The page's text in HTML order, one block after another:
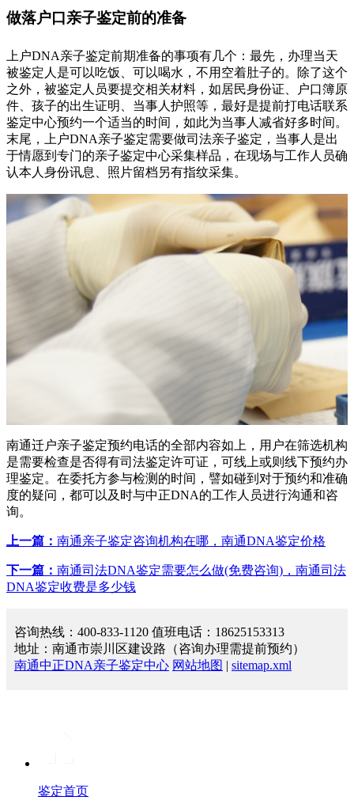
做落户口亲子鉴定前的准备
上户DNA亲子鉴定前期准备的事项有几个：最先，办理当天
被鉴定人是可以吃饭、可以喝水，不用空着肚子的。除了这个
之外，被鉴定人员要提交相关材料，如居民身份证、户口簿原
件、孩子的出生证明、当事人护照等，最好是提前打电话联系
鉴定中心预约一个适当的时间，如此为当事人减省好多时间。
末尾，上户DNA亲子鉴定需要做司法亲子鉴定，当事人是出
于情愿到专门的亲子鉴定中心采集样品，在现场与工作人员确
认本人身份讯息、照片留档另有指纹采集。
南通迁户亲子鉴定预约电话的全部内容如上，用户在筛选机构
是需要检查是否得有司法鉴定许可证，可线上或则线下预约办
理鉴定。在委托方参与检测的时间，譬如碰到对于预约和准确
度的疑问，都可以及时与中正DNA的工作人员进行沟通和咨
询。
上一篇： 南通亲子鉴定咨询机构在哪，南通DNA鉴定价格
下一篇： 南通司法DNA鉴定需要怎么做(免费咨询)，南通司法
DNA鉴定收费是多少钱
咨询热线：400-833-1120 值班电话：18625153313
地址：南通市崇川区建设路（咨询办理需提前预约）
南通中正DNA亲子鉴定中心 网站地图 | sitemap.xml
鉴定首页